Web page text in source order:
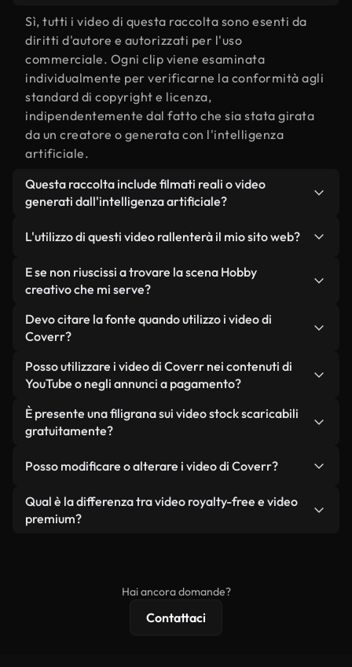
Sì, tutti i video di questa raccolta sono esenti da
diritti d'autore e autorizzati per l'uso
commerciale. Ogni clip viene esaminata
individualmente per verificarne la conformità agli
standard di copyright e licenza,
indipendentemente dal fatto che sia stata girata
da un creatore o generata con l'intelligenza
artificiale.
Questa raccolta include filmati reali o video
generati dall'intelligenza artificiale?
da filmati reali, girati da persone, relativi a Hobby
creativo, e da video generati dall'intelligenza
artificiale. Ogni video è chiaramente etichettato,
L'utilizzo di questi video rallenterà il mio sito web?
Non se scegli le nostre versioni ottimizzate.
Offriamo formati leggeri e pronti per il web,
mantengono alta la qualità, riducono al minimo i
tempi di caricamento e migliorano parametri
come LCP.
E se non riuscissi a trovare la scena Hobby
creativo che mi serve?
Puoi crearne uno all'istante utilizzando Coverr AI
Studio. Ti basta descrivere la scena, ad esempio
in pochi secondi un video personalizzato in
conformità con i nostri standard di licenza.
Devo citare la fonte quando utilizzo i video di
Coverr?
Non è richiesto alcun riconoscimento dell'autore.
Tutti i video presenti nella nostra libreria sono
senza citare il creatore, sebbene sia sempre
gradito.
Posso utilizzare i video di Coverr nei contenuti di
YouTube o negli annunci a pagamento?
Sì. Tutti i filmati di Coverr possono essere utilizzati
in video monetizzati su YouTube, promozioni sui
condizione che non si rivendano o ridistribuiscano
È presente una filigrana sui video stock scaricabili
gratuitamente?
reali o generati dall'intelligenza artificiale, include
filigrane. Avrai a disposizione filmati puliti e pronti
all'uso.
Posso modificare o alterare i video di Coverr?
Sì. Siete liberi di tagliare, ritagliare o remixare i
nostri video. Assicuratevi solo che il prodotto
Qual è la differenza tra video royalty-free e video
premium?
Hai ancora domande?
Contattaci